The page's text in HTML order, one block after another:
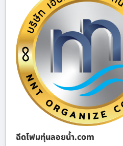
ฉีดโฟมทุ่นลอยน้ำ.com